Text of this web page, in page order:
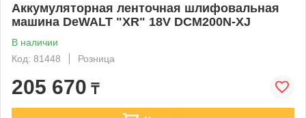
Аккумуляторная ленточная шлифовальная
машина DeWALT "XR" 18V DCM200N-XJ
В наличии
Код: 81448
Розница
205 670 ₸